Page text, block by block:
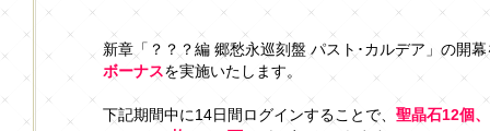
新章「？？？編 郷愁永巡刻盤 パスト･カルデア」の開
ボーナスを実施いたします。
下記期間中に14日間ログインすることで、 聖晶石12個